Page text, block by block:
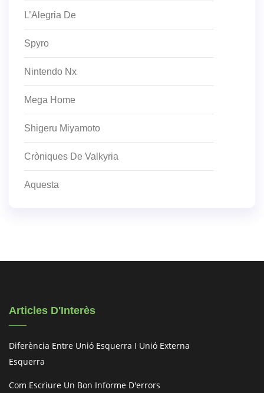
L’Alegria De
Spyro
Nintendo Nx
Mega Home
Shigeru Miyamoto
Cròniques De Valkyria
Aquesta
Articles D'Interès
Diferència Entre Unió Esquerra I Unió Externa
Esquerra
Com Escriure Un Bon Informe D'errors